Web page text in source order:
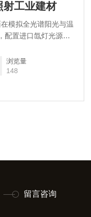
射工业建材
模拟全光谱阳光与温
配置进口氙灯光源及
及保光性能，降低户
浏览量
148
留言咨询